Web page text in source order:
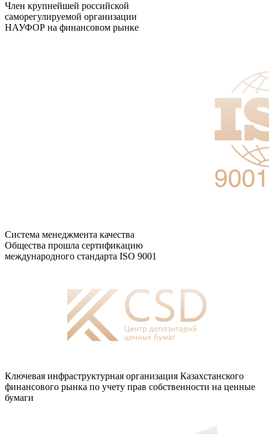
Член крупнейшей российской
саморегулируемой организации
НАУФОР на финансовом рынке
Система менеджмента качества
Общества прошла сертификацию
международного стандарта ISO 9001
Ключевая инфраструктурная организация Казахстанского
финансового рынка по учету прав собственности на ценные
бумаги